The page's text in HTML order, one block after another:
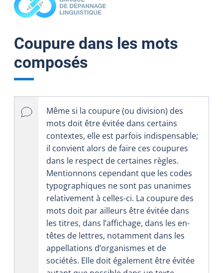
Coupure dans les mots
composés
Même si la coupure (ou division) des
mots doit être évitée dans certains
contextes, elle est parfois indispensable;
il convient alors de faire ces coupures
dans le respect de certaines règles.
Mentionnons cependant que les codes
typographiques ne sont pas unanimes
relativement à celles-ci. La coupure des
mots doit par ailleurs être évitée dans
les titres, dans l’affichage, dans les en-
têtes de lettres, notamment dans les
appellations d’organismes et de
sociétés. Elle doit également être évitée